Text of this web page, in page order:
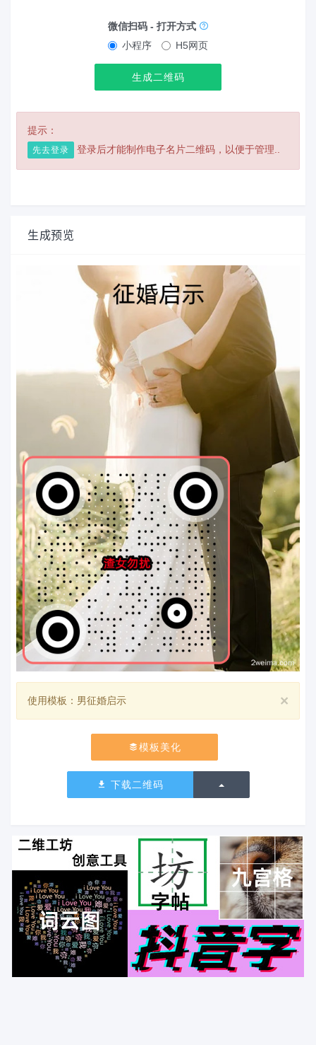
微信扫码 - 打开方式
小程序
H5网页
生成二维码
提示：
先去登录 登录后才能制作电子名片二维码，以便于管理..
生成预览
×
使用模板：男征婚启示
模板美化
下载二维码 切换下拉列表